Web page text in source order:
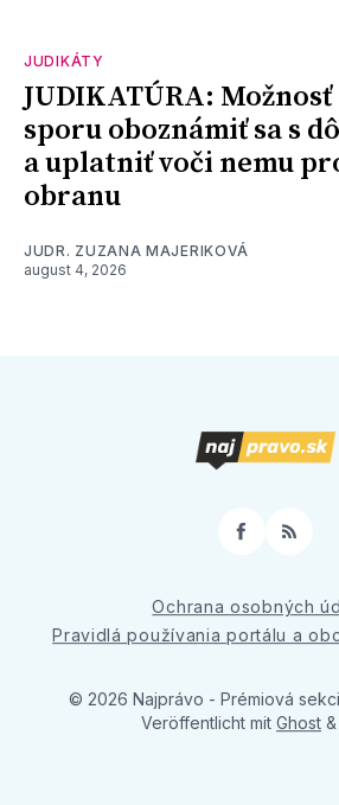
JUDIKÁTY
JUDIKATÚRA:
sporu oboznámiť sa s
a uplatniť voči nemu
obranu
JUDR. ZUZANA MAJERIKOVÁ
august 4, 2026
Facebook
RSS
Ochrana osobných
Pravidlá používania portálu a
© 2026 Najprávo - Prémiová
Veröffentlicht mit Ghost &